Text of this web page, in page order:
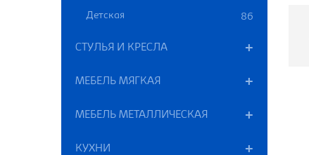
Детская 86
СТУЛЬЯ И КРЕСЛА
МЕБЕЛЬ МЯГКАЯ
МЕБЕЛЬ МЕТАЛЛИЧЕСКАЯ
КУХНИ